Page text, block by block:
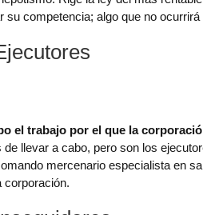
competencia; algo que no
el trabajo por el que la
llevar a cabo, pero son los
mercenario especialista en
corporación.